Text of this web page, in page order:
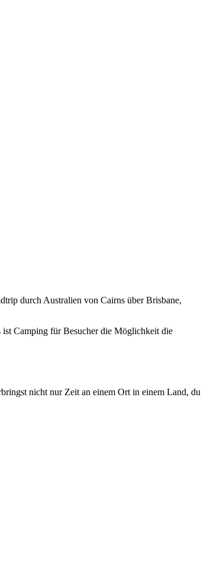
durch Australien von Cairns über Brisbane,
ist Camping für Besucher die Möglichkeit die
nicht nur Zeit an einem Ort in einem Land, du